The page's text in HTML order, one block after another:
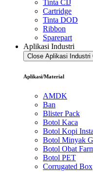
Tinta CIJ
Cartridge
Tinta DOD
Ribbon
Sparepart
Aplikasi Industri
Close Aplikasi Industri
Aplikasi/Material
AMDK
Ban
Blister Pack
Botol Kaca
Botol Kopi
Botol Minyak
Botol Obat
Botol PET
Corrugated Box